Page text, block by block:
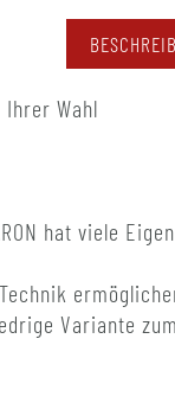
Ihrer Wahl
hat viele
Variante